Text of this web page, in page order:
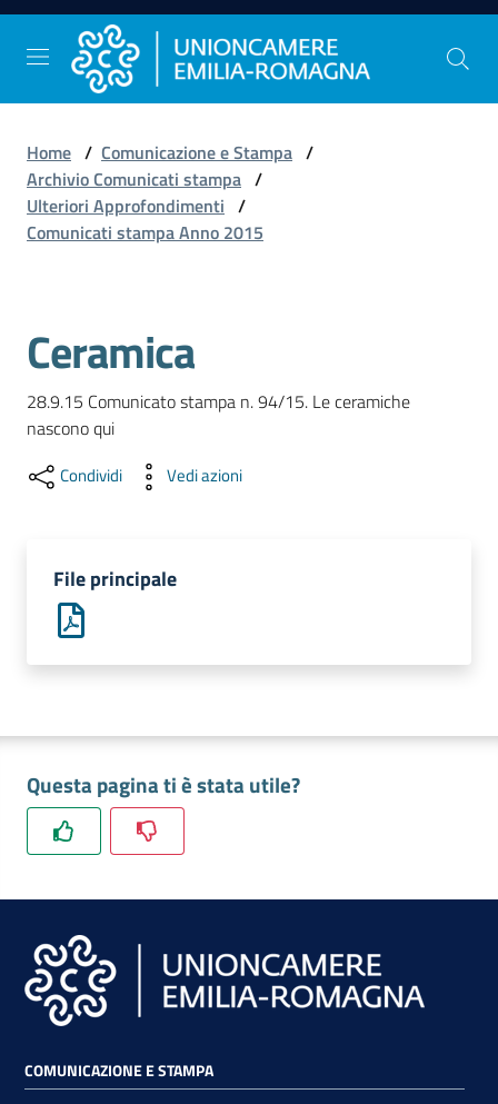
Vai al contenuto
Vai alla navigazione
Vai al footer
Comunicazione
e
Stampa
e
Statistica
Orientamento
al
Promozione
Internazionalizzazione
delle
Imprese
Home / Comunicazione e Stampa /
Archivio Comunicati stampa /
Ulteriori Approfondimenti /
Comunicati stampa Anno 2015
Ceramica
28.9.15 Comunicato stampa n. 94/15. Le ceramiche
nascono qui
Condividi Vedi azioni
File principale
Questa pagina ti è stata utile?
COMUNICAZIONE E STAMPA